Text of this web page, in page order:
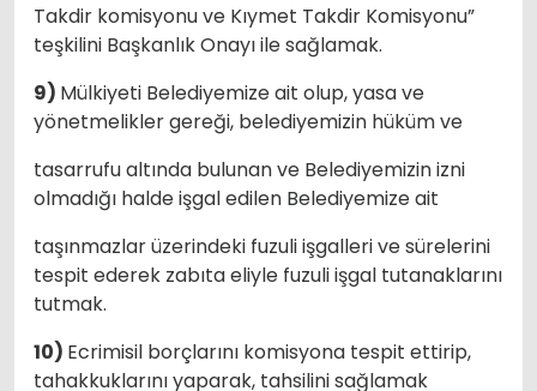
Takdir komisyonu ve Kıymet Takdir Komisyonu”
teşkilini Başkanlık Onayı ile sağlamak.
9) Mülkiyeti Belediyemize ait olup, yasa ve
yönetmelikler gereği, belediyemizin hüküm ve
tasarrufu altında bulunan ve Belediyemizin izni
olmadığı halde işgal edilen Belediyemize ait
taşınmazlar üzerindeki fuzuli işgalleri ve sürelerini
tespit ederek zabıta eliyle fuzuli işgal tutanaklarını
tutmak.
10) Ecrimisil borçlarını komisyona tespit ettirip,
tahakkuklarını yaparak, tahsilini sağlamak